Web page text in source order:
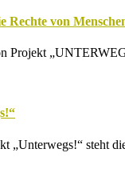
von
Projekt
„Unterwegs!“ steht